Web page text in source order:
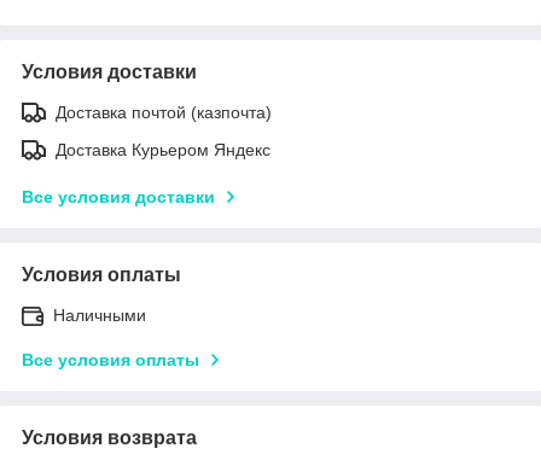
Условия доставки
Доставка почтой (казпочта)
Доставка Курьером Яндекс
Все условия доставки
Условия оплаты
Наличными
Все условия оплаты
Условия возврата